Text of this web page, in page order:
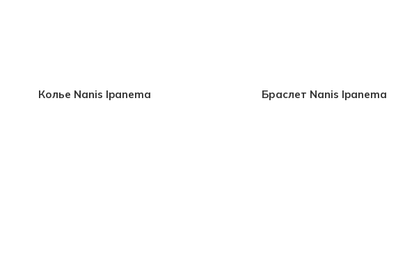
Колье Nanis Ipanema Браслет Nanis Ipanema